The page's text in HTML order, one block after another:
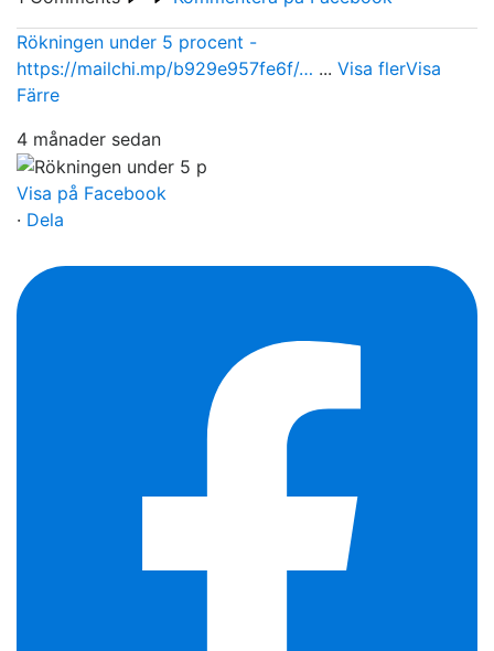
Rökningen under 5 procent -
https://mailchi.mp/b929e957fe6f/… ... Visa flerVisa
Färre
4 månader sedan
Visa på Facebook
· Dela